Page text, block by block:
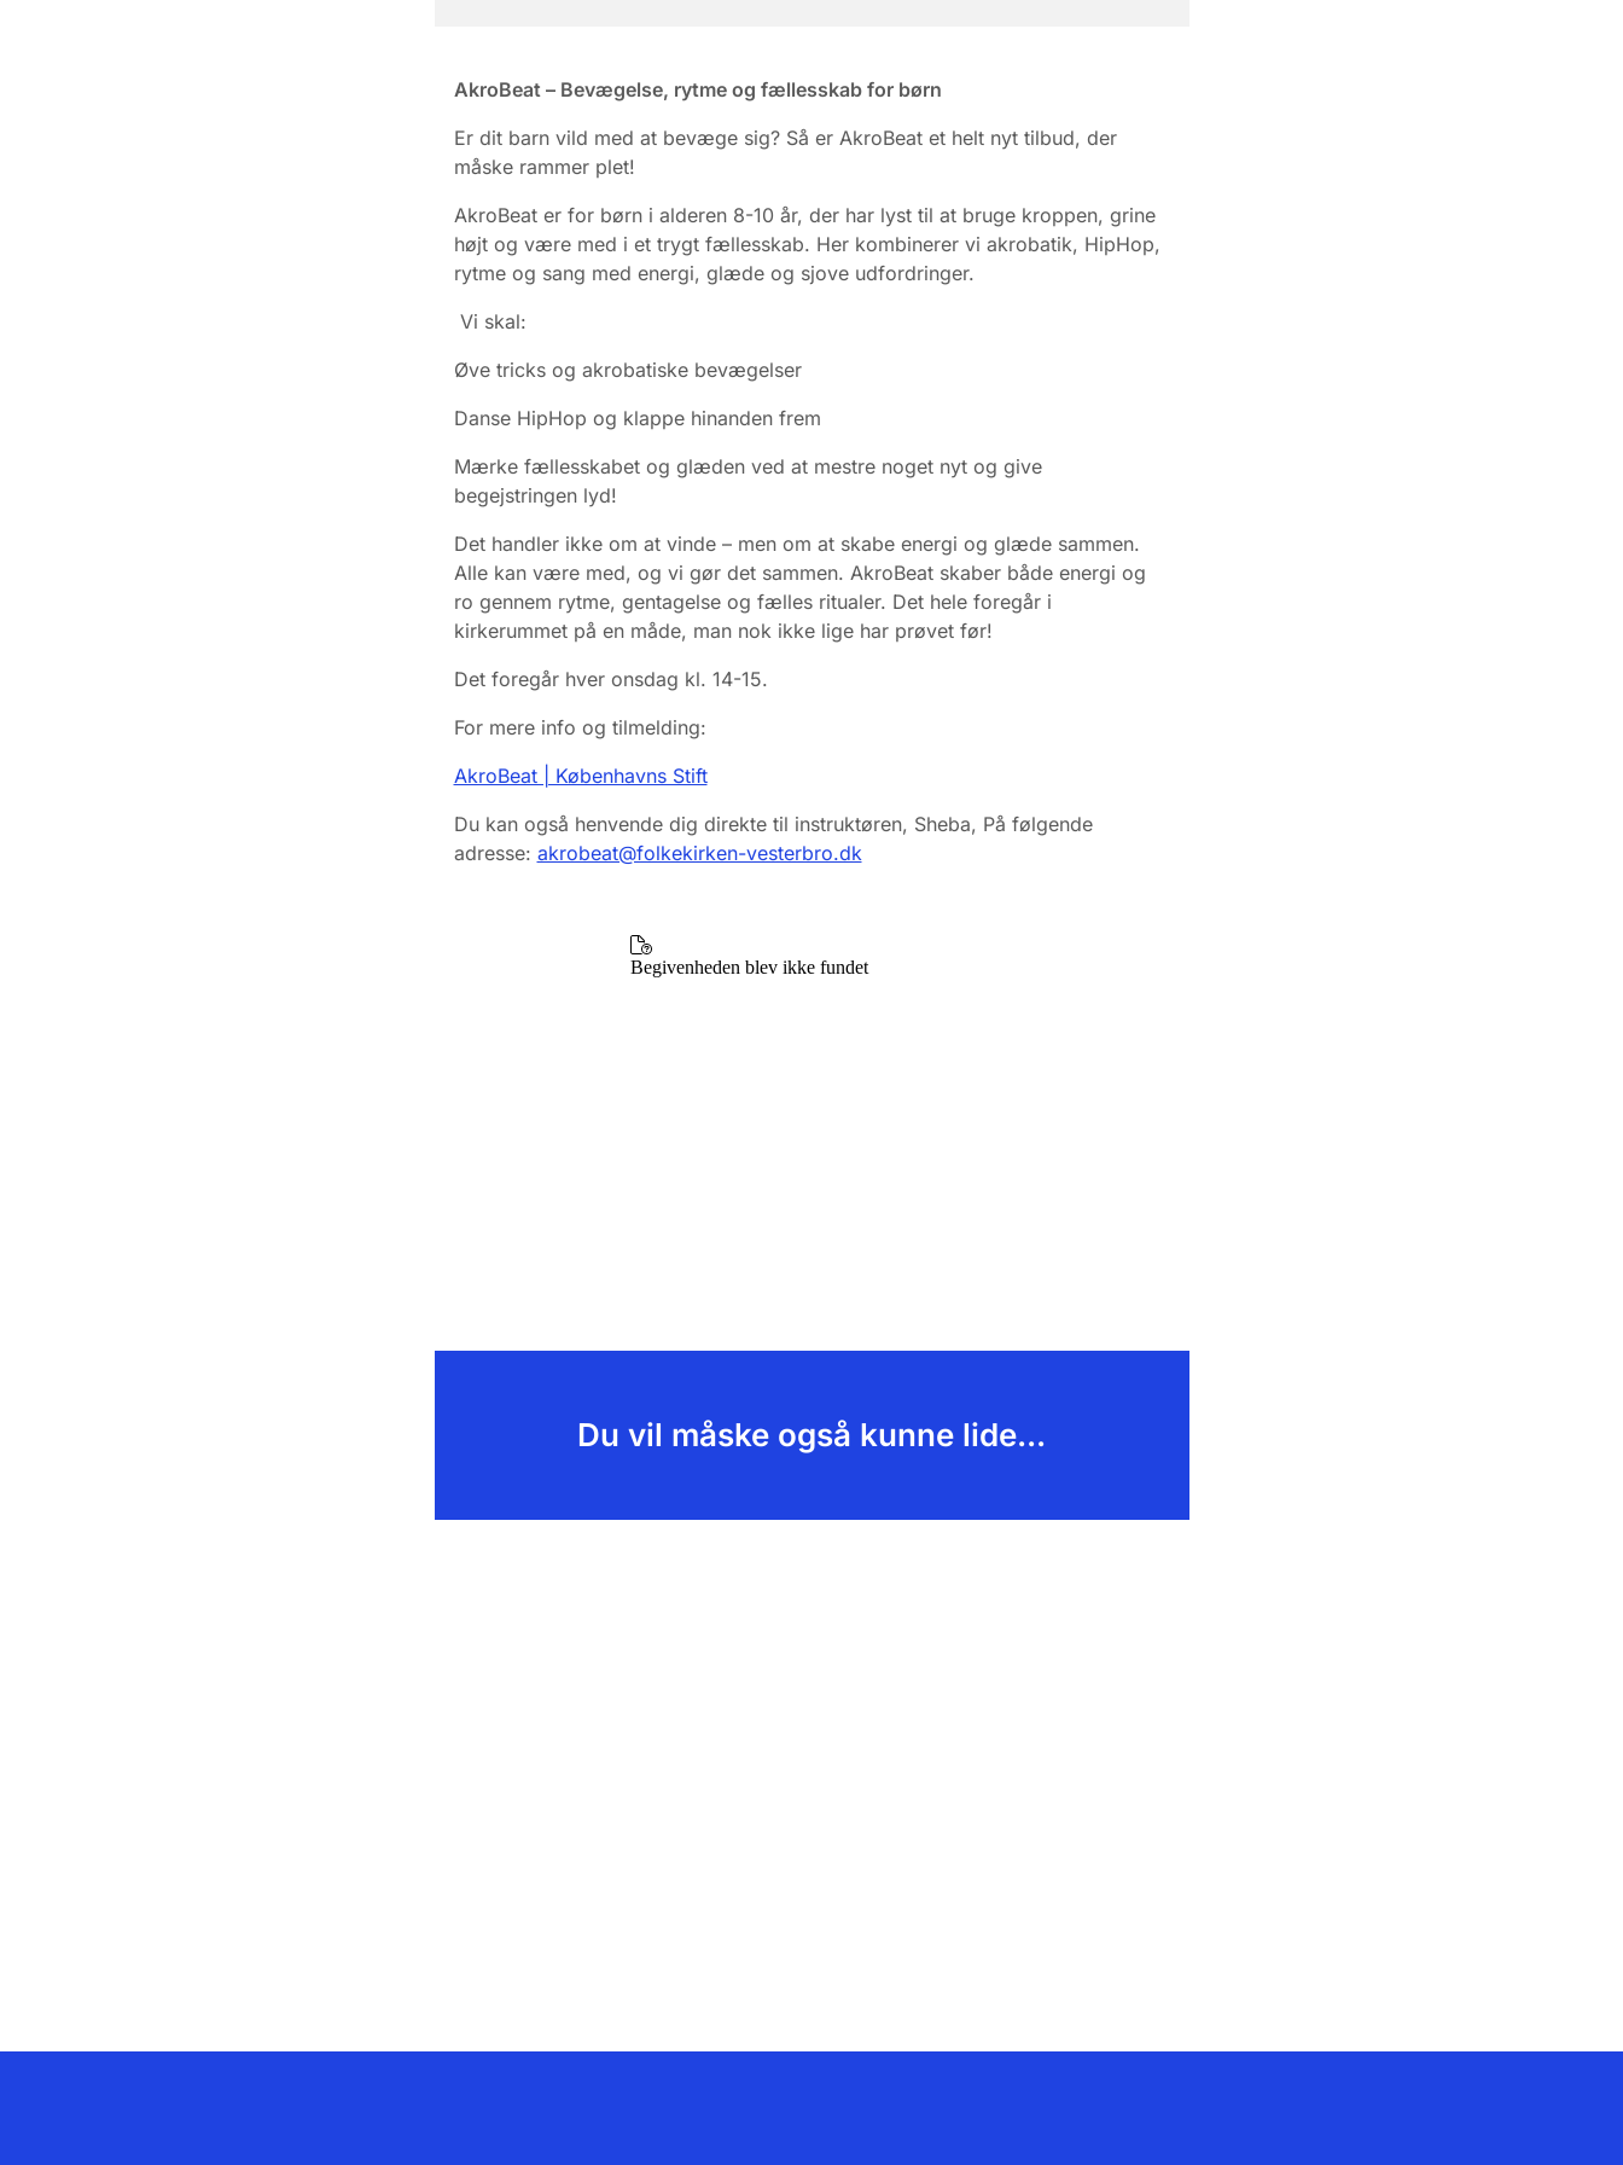
AkroBeat – Bevægelse, rytme og fællesskab for børn
Er dit barn vild med at bevæge sig? Så er AkroBeat et helt nyt tilbud, der
måske rammer plet!
AkroBeat er for børn i alderen 8-10 år, der har lyst til at bruge kroppen, grine
højt og være med i et trygt fællesskab. Her kombinerer vi akrobatik, HipHop,
rytme og sang med energi, glæde og sjove udfordringer.
Vi skal:
Øve tricks og akrobatiske bevægelser
Danse HipHop og klappe hinanden frem
Mærke fællesskabet og glæden ved at mestre noget nyt og give
begejstringen lyd!
Det handler ikke om at vinde – men om at skabe energi og glæde sammen.
Alle kan være med, og vi gør det sammen. AkroBeat skaber både energi og
ro gennem rytme, gentagelse og fælles ritualer. Det hele foregår i
kirkerummet på en måde, man nok ikke lige har prøvet før!
Det foregår hver onsdag kl. 14-15.
For mere info og tilmelding:
AkroBeat | Københavns Stift
Du kan også henvende dig direkte til instruktøren, Sheba, På følgende
adresse: akrobeat@folkekirken-vesterbro.dk
Du vil måske også kunne lide...